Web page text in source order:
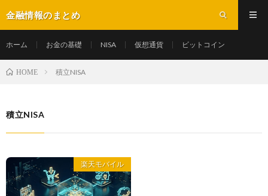
金融情報のまとめ
ホーム お金の基礎 NISA 仮想通貨 ビットコイン
HOME 積立NISA
積立NISA
楽天モバイル